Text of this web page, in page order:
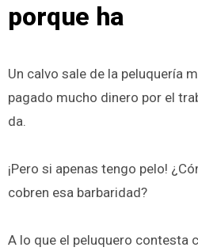
porque ha
Un calvo sale de la peluquería muy enfadado porque ha
pagado mucho dinero por el
da.
¡Pero si apenas tengo pelo!
cobren esa barbaridad?
A lo que el peluquero contesta